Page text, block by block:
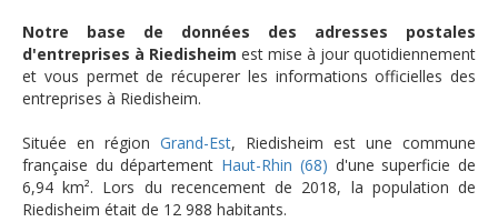
Notre base de données des adresses postales
d'entreprises à Riedisheim est mise à jour quotidiennement
et vous permet de récuperer les informations officielles des
entreprises à Riedisheim.
Située en région Grand-Est, Riedisheim est une commune
française du département Haut-Rhin (68) d'une superficie de
6,94 km². Lors du recencement de 2018, la population de
Riedisheim était de 12 988 habitants.